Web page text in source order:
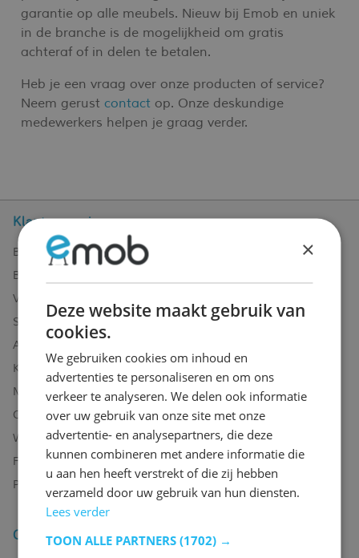
garantie op alle meubels. Nieuw bij Emob en uniek
in de branche is de mogelijkheid om gratis
achteraf of in delen te betalen.
Heb je een vraag over onze producten of service?
Neem gerust contact op. Onze deskundige
medewerkers helpen je graag verder.
Klantenservice
Bestellen bij Emob
Betaalmogelijkheden
Verzending en levering
Service en garantie
Annuleren of retourneren
Klachten
Montagetips
Onderhoudsadvies
Wachtwoord vergeten?
FAQ
Palletopslag & Fulfilment
Over ons
×
Deze website maakt gebruik van
cookies.
We gebruiken cookies om inhoud en
advertenties te personaliseren en om ons
verkeer te analyseren. We delen ook informatie
over uw gebruik van onze site met onze
advertentie- en analysepartners, die deze
kunnen combineren met andere informatie die
u aan hen heeft verstrekt of die zij hebben
verzameld door uw gebruik van hun diensten.
Lees verder
TOON ALLE PARTNERS(1702) →